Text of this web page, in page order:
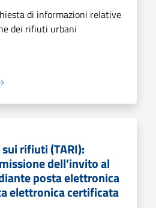
di informazioni relative
dei rifiuti urbani
rifiuti (TARI):
dell’invito al
posta elettronica
elettronica certificata